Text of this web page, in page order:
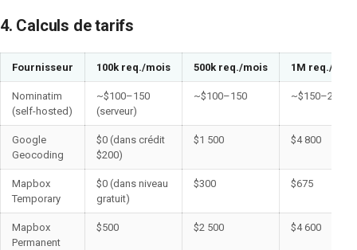
4. Calculs de tarifs
Fournisseur 100k req./mois 500k req./mois 1M req./mois
Nominatim
(self-hosted)
~$100–150
(serveur)
~$100–150 ~$150–200
Google
Geocoding
$0 (dans crédit
$200)
$1 500 $4 800
Mapbox
Temporary
$0 (dans niveau
gratuit)
$300 $675
Mapbox
Permanent
$500 $2 500 $4 600